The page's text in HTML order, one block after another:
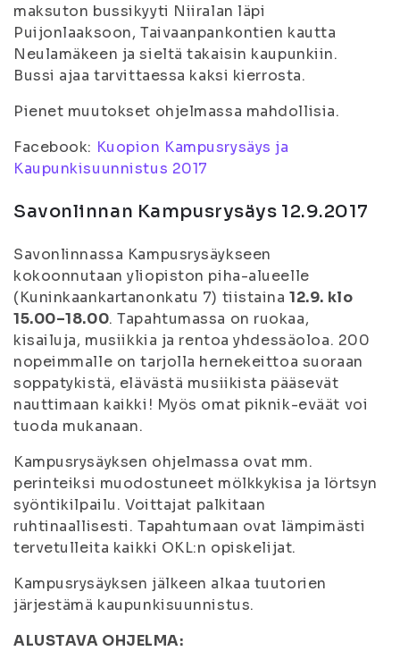
maksuton bussikyyti Niiralan läpi
Puijonlaaksoon, Taivaanpankontien kautta
Neulamäkeen ja sieltä takaisin kaupunkiin.
Bussi ajaa tarvittaessa kaksi kierrosta.
Pienet muutokset ohjelmassa mahdollisia.
Facebook: Kuopion Kampusrysäys ja
Kaupunkisuunnistus 2017
Savonlinnan Kampusrysäys 12.9.2017
Savonlinnassa Kampusrysäykseen
kokoonnutaan yliopiston piha-alueelle
(Kuninkaankartanonkatu 7) tiistaina12.9. klo
15.00–18.00. Tapahtumassa on ruokaa,
kisailuja, musiikkia ja rentoa yhdessäoloa. 200
nopeimmalle on tarjolla hernekeittoa suoraan
soppatykistä, elävästä musiikista pääsevät
nauttimaan kaikki! Myös omat piknik-eväät voi
tuoda mukanaan.
Kampusrysäyksen ohjelmassa ovat mm.
perinteiksi muodostuneet mölkkykisa ja lörtsyn
syöntikilpailu. Voittajat palkitaan
ruhtinaallisesti. Tapahtumaan ovat lämpimästi
tervetulleita kaikki OKL:n opiskelijat.
Kampusrysäyksen jälkeen alkaa tuutorien
järjestämä kaupunkisuunnistus.
ALUSTAVA OHJELMA: